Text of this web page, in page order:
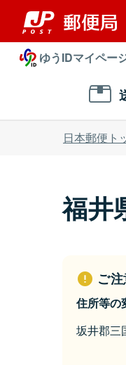
ゆうIDマイペー
日本郵便ト
福井
ご
住所等の
坂井郡三